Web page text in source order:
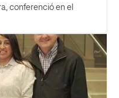
conferenció en el